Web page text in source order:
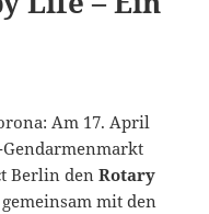
Am 17. April
Berlin denRotary
mit den